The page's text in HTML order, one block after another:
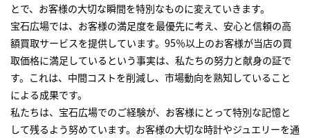
とで、お客様の大切な瞬間を特別なものに変えていきます。
宝石広場では、お客様の満足度を最優先に考え、安心と信頼の高
額買取サービスを提供しています。95％以上のお客様が当店の買
取価格に満足しているという事実は、私たちの努力と献身の証で
す。これは、中間コストを削減し、市場動向を熟知していること
による成果です。
私たちは、宝石広場でのご経験が、お客様にとって特別な記憶と
して残るよう努めています。お客様の大切な時計やジュエリーを通